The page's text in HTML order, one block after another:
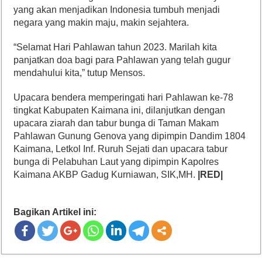
yang akan menjadikan Indonesia tumbuh menjadi
negara yang makin maju, makin sejahtera.
“Selamat Hari Pahlawan tahun 2023. Marilah kita
panjatkan doa bagi para Pahlawan yang telah gugur
mendahului kita,” tutup Mensos.
Upacara bendera memperingati hari Pahlawan ke-78
tingkat Kabupaten Kaimana ini, dilanjutkan dengan
upacara ziarah dan tabur bunga di Taman Makam
Pahlawan Gunung Genova yang dipimpin Dandim 1804
Kaimana, Letkol Inf. Ruruh Sejati dan upacara tabur
bunga di Pelabuhan Laut yang dipimpin Kapolres
Kaimana AKBP Gadug Kurniawan, SIK,MH.
|RED|
Bagikan Artikel ini: